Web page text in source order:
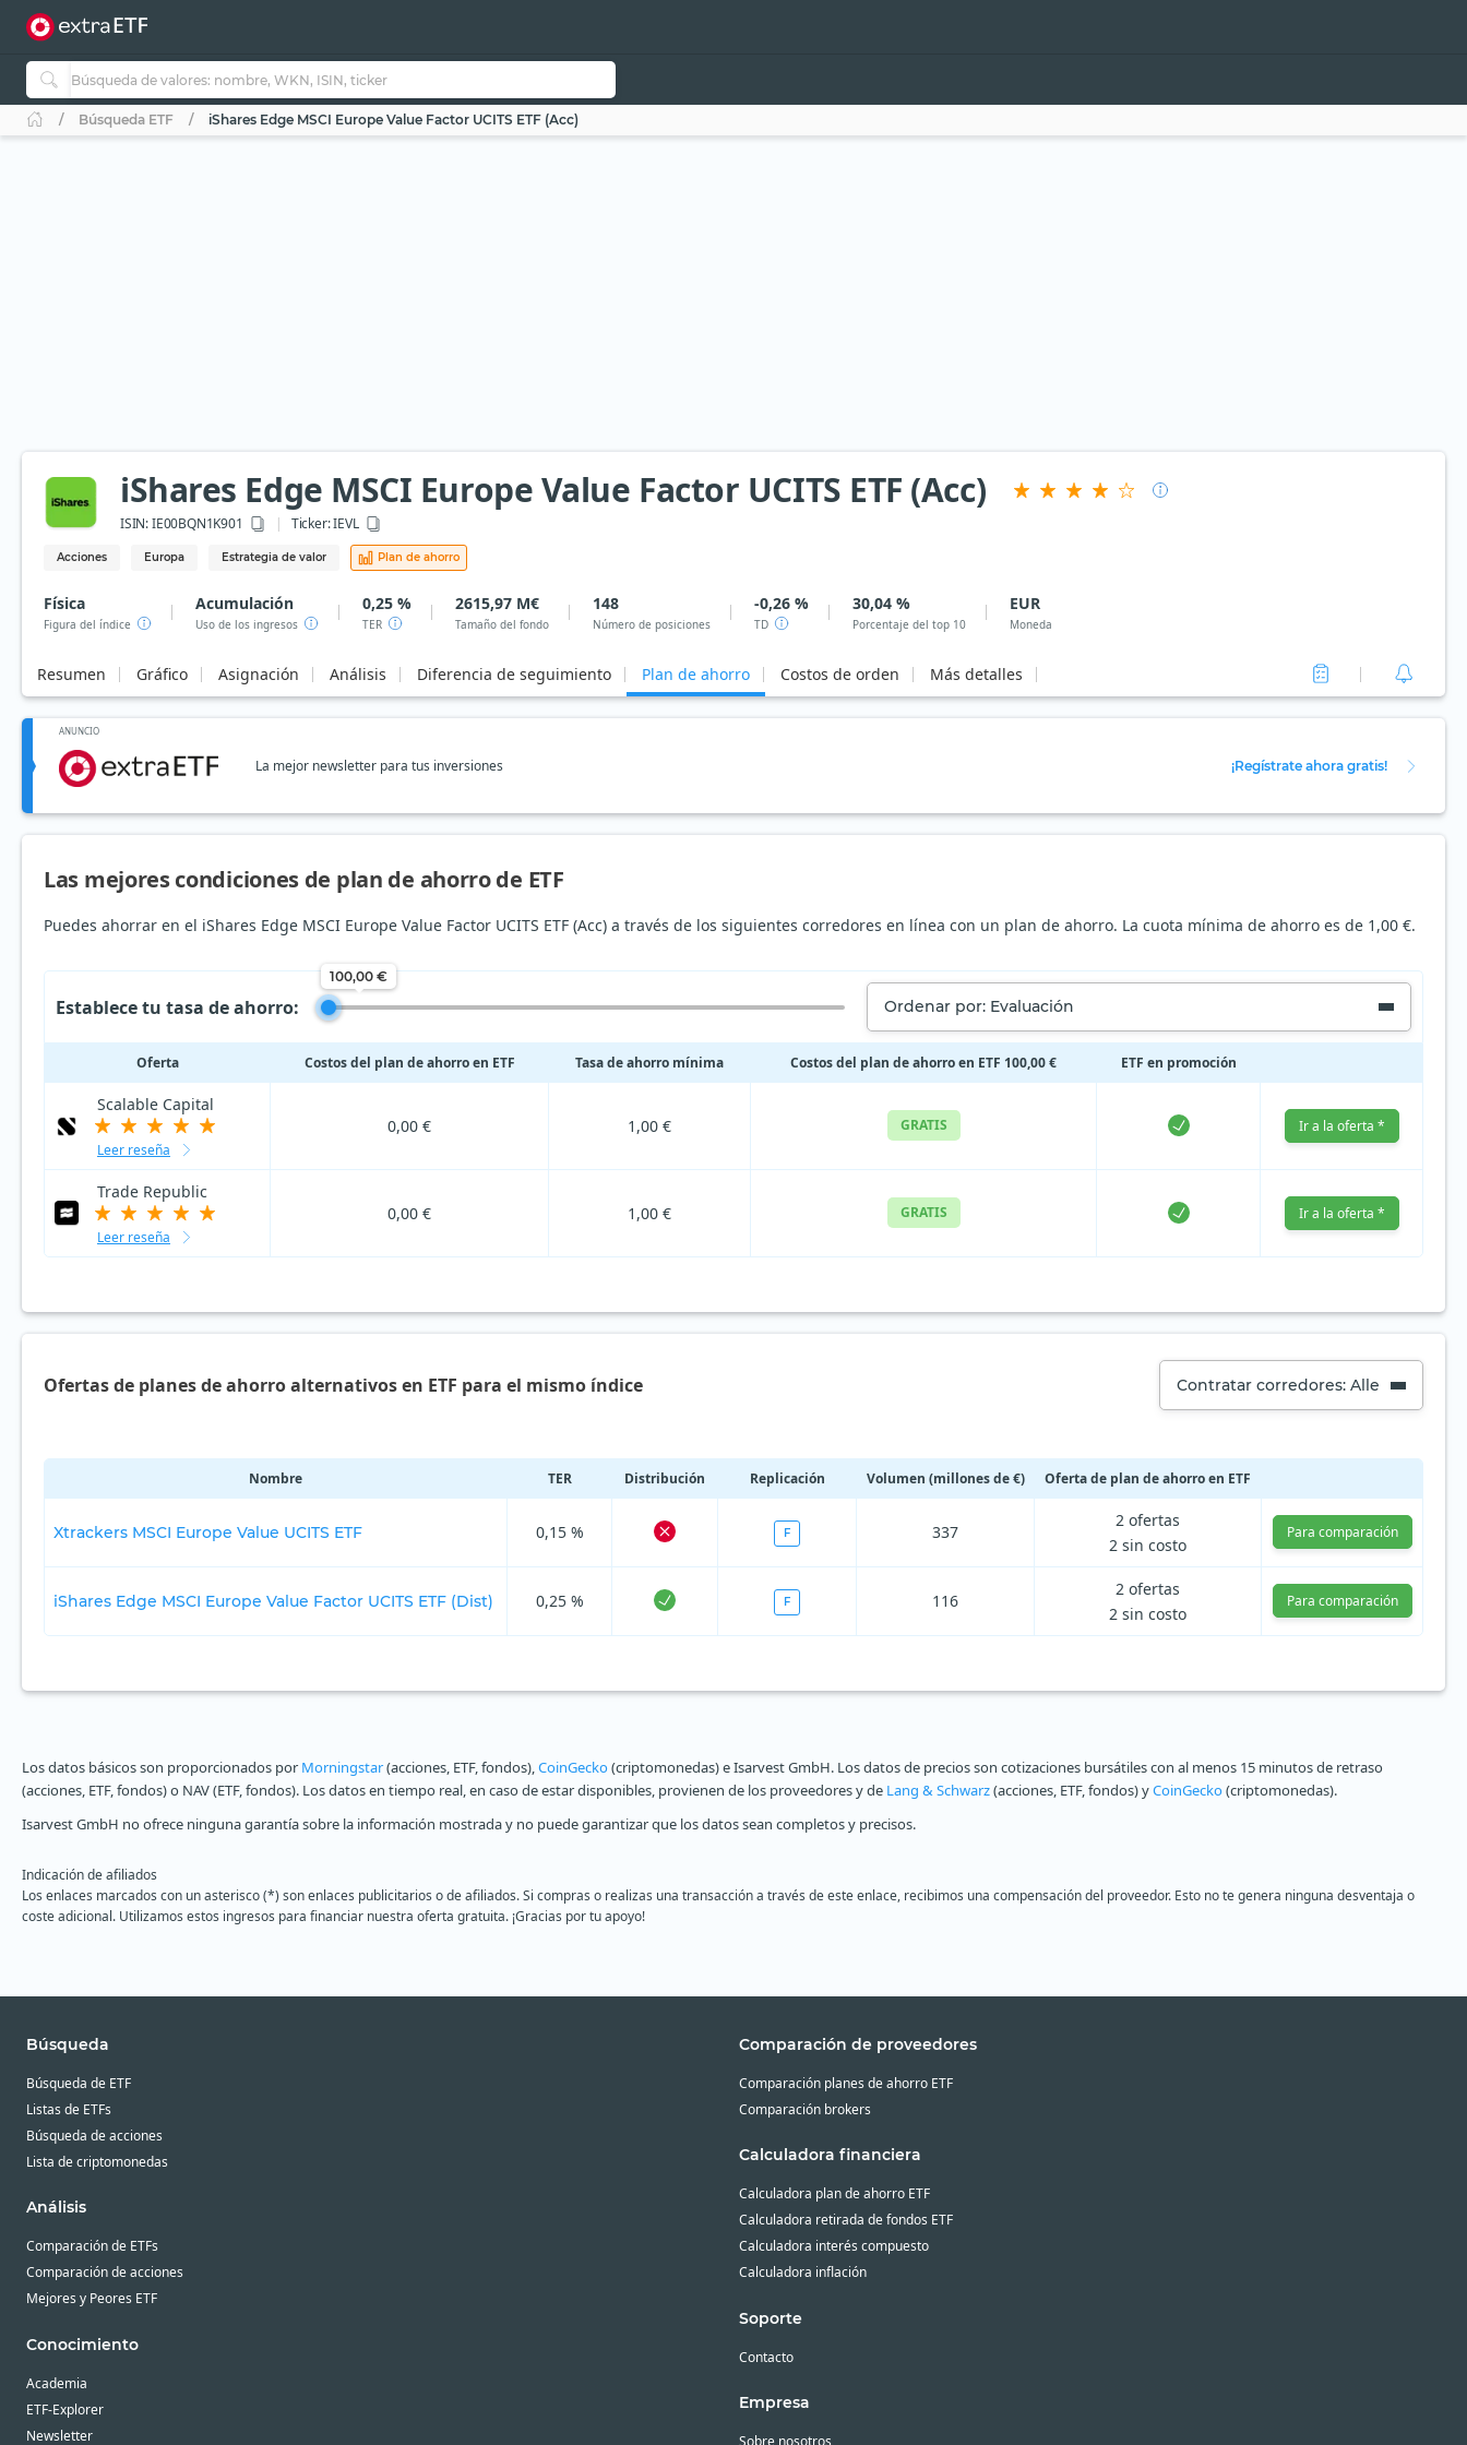
Búsqueda ETF iShares Edge MSCI Europe Value Factor UCITS ETF (Acc)
iShares Edge MSCI Europe Value Factor UCITS ETF (Acc)
ISIN:IE00BQN1K901 Ticker:IEVL
Acciones Europa Estrategia de valor Plan de ahorro
Física
Figura del índice
Acumulación
Uso de los ingresos
0,25 %
TER
2615,97 M€
Tamaño del fondo
148
Número de posiciones
-0,26 %
TD
30,04 %
Porcentaje del top 10
EUR
Moneda
Resumen Gráfico Asignación Análisis Diferencia de seguimiento Plan de ahorro Costos de orden Más detalles
ANUNCIO
La mejor newsletter para tus inversiones ¡Regístrate ahora gratis!
Las mejores condiciones de plan de ahorro de ETF
Puedes ahorrar en el iShares Edge MSCI Europe Value Factor UCITS ETF (Acc) a través de los siguientes corredores en línea con un plan de ahorro. La cuota mínima de ahorro es de 1,00 €.
Establece tu tasa de ahorro:
100,00 €
Ordenar por: Evaluación
Oferta Costos del plan de ahorro en ETF Tasa de ahorro mínima Costos del plan de ahorro en ETF 100,00 € ETF en promoción
Scalable Capital
Leer reseña
0,00 € 1,00 € GRATIS Ir a la oferta *
Trade Republic
Leer reseña
0,00 € 1,00 € GRATIS Ir a la oferta *
Ofertas de planes de ahorro alternativos en ETF para el mismo índice Contratar corredores: Alle
Nombre TER Distribución Replicación Volumen (millones de €) Oferta de plan de ahorro en ETF
Xtrackers MSCI Europe Value UCITS ETF 0,15 % F 337
2 ofertas
2 sin costo
Para comparación
iShares Edge MSCI Europe Value Factor UCITS ETF (Dist) 0,25 % F 116
2 ofertas
2 sin costo
Para comparación
Los datos básicos son proporcionados por Morningstar(acciones, ETF, fondos),CoinGecko(criptomonedas) e Isarvest GmbH. Los datos de precios son cotizaciones bursátiles con al menos 15 minutos de retraso
(acciones, ETF, fondos) o NAV (ETF, fondos). Los datos en tiempo real, en caso de estar disponibles, provienen de los proveedores y de Lang & Schwarz(acciones, ETF, fondos) yCoinGecko(criptomonedas).
Isarvest GmbH no ofrece ninguna garantía sobre la información mostrada y no puede garantizar que los datos sean completos y precisos.
Indicación de afiliados
Los enlaces marcados con un asterisco (*) son enlaces publicitarios o de afiliados. Si compras o realizas una transacción a través de este enlace, recibimos una compensación del proveedor. Esto no te genera ninguna desventaja o
coste adicional. Utilizamos estos ingresos para financiar nuestra oferta gratuita. ¡Gracias por tu apoyo!
Búsqueda
Búsqueda de ETF
Listas de ETFs
Búsqueda de acciones
Lista de criptomonedas
Análisis
Comparación de ETFs
Comparación de acciones
Mejores y Peores ETF
Conocimiento
Academia
ETF-Explorer
Newsletter
Comparación de proveedores
Comparación planes de ahorro ETF
Comparación brokers
Calculadora financiera
Calculadora plan de ahorro ETF
Calculadora retirada de fondos ETF
Calculadora interés compuesto
Calculadora inflación
Soporte
Contacto
Empresa